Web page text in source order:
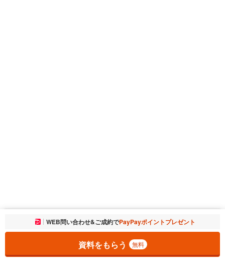
お気に入りに追加しました。 一覧を開く
WEB問い合わせ&ご成約でPayPayポイントプレゼント
資料をもらう 無料